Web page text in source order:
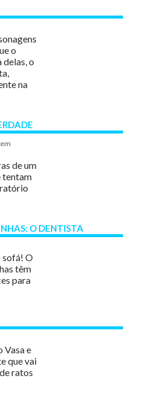
o
o
na
de um
tentam
O DENTISTA
sofá! O
têm
para
Vasa e
que vai
ratos